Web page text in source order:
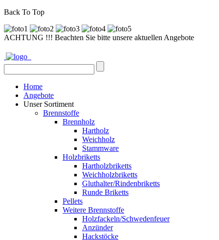
Back To Top
ACHTUNG !!! Beachten Sie bitte unsere aktuellen Angebote
Home
Angebote
Unser Sortiment
Brennstoffe
Brennholz
Hartholz
Weichholz
Stammware
Holzbriketts
Hartholzbriketts
Weichholzbriketts
Gluthalter/Rindenbriketts
Runde Briketts
Pellets
Weitere Brennstoffe
Holzfackeln/Schwedenfeuer
Anzünder
Hackstöcke